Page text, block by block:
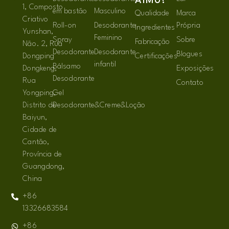
1, Composto
Criativo
Yunshan,
Não. 2, Rua
Dongping
Dongkeng,
Rua
Yongping,
Distrito de
Baiyun,
Cidade de
Cantão,
Província de
Guangdong,
China
+86
13326683584
+86
em bastão
Roll-on
Spray
Desodorante
Bálsamo
Desodorante
Gel
Desodorante&Creme&Loção
Masculino
Desodorante
Feminino
Desodorante
infantil
Qualidade
Ingredientes
Fabricação
Certificações
Marca
Própria
Sobre
Blogues
Exposições
Contato